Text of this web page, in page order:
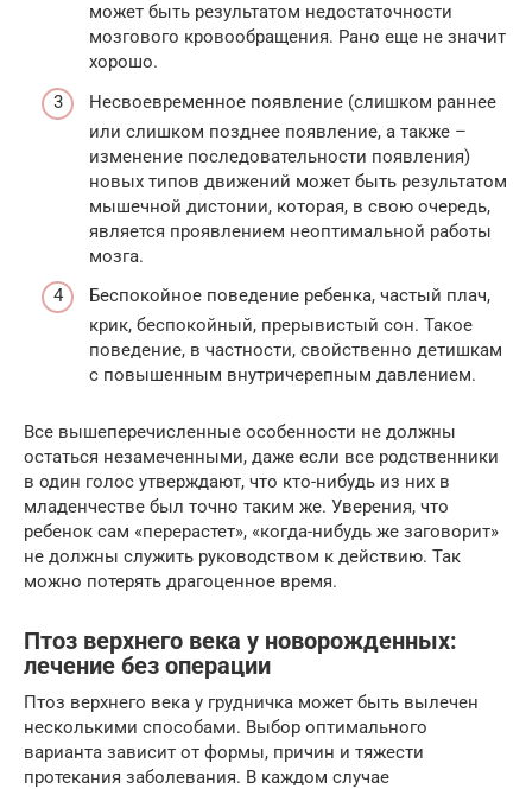
может быть результатом недостаточности
мозгового кровообращения. Рано еще не значит
хорошо.
Несвоевременное появление (слишком раннее
или слишком позднее появление, а также –
изменение последовательности появления)
новых типов движений может быть результатом
мышечной дистонии, которая, в свою очередь,
является проявлением неоптимальной работы
мозга.
Беспокойное поведение ребенка, частый плач,
крик, беспокойный, прерывистый сон. Такое
поведение, в частности, свойственно детишкам
с повышенным внутричерепным давлением.
Все вышеперечисленные особенности не должны
остаться незамеченными, даже если все родственники
в один голос утверждают, что кто-нибудь из них в
младенчестве был точно таким же. Уверения, что
ребенок сам «перерастет», «когда-нибудь же заговорит»
не должны служить руководством к действию. Так
можно потерять драгоценное время.
Птоз верхнего века у новорожденных:
лечение без операции
Птоз верхнего века у грудничка может быть вылечен
несколькими способами. Выбор оптимального
варианта зависит от формы, причин и тяжести
протекания заболевания. В каждом случае